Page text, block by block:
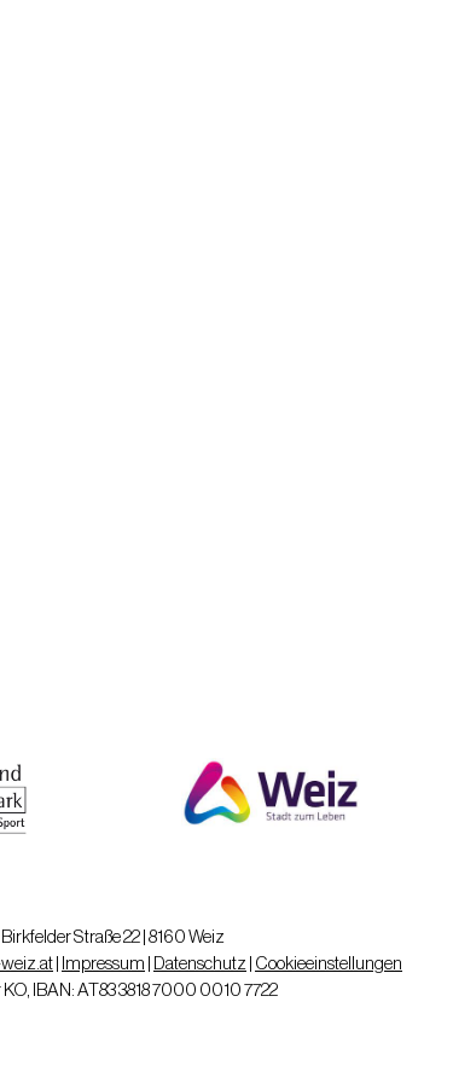
Edelbert Köb)
BRG Weiz
Straße 22 | 8160 Weiz
| Impressum | Datenschutz| Cookieeinstellungen
IBAN: AT83 3818 7000 0010 7722